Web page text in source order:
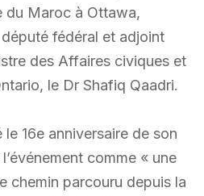
du Maroc à Ottawa,
fédéral et adjoint
des Affaires civiques et
le Dr Shafiq Qaadri.
16e anniversaire de son
comme « une
chemin parcouru depuis la